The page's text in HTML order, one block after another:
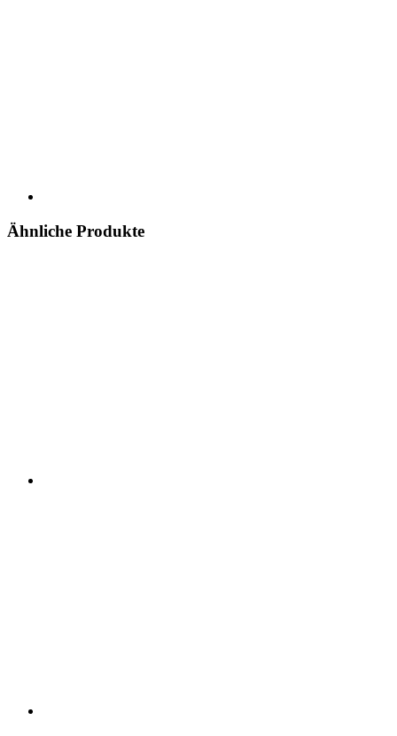
Ähnliche Produkte